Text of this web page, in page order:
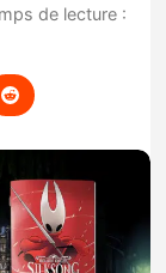
de lecture :